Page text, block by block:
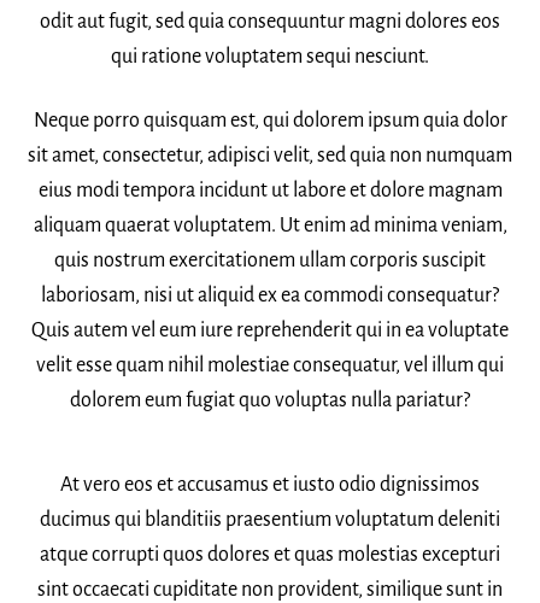
odit aut fugit, sed quia consequuntur magni dolores eos
qui ratione voluptatem sequi nesciunt.
Neque porro quisquam est, qui dolorem ipsum quia dolor
sit amet, consectetur, adipisci velit, sed quia non numquam
eius modi tempora incidunt ut labore et dolore magnam
aliquam quaerat voluptatem. Ut enim ad minima veniam,
quis nostrum exercitationem ullam corporis suscipit
laboriosam, nisi ut aliquid ex ea commodi consequatur?
Quis autem vel eum iure reprehenderit qui in ea voluptate
velit esse quam nihil molestiae consequatur, vel illum qui
dolorem eum fugiat quo voluptas nulla pariatur?
At vero eos et accusamus et iusto odio dignissimos
ducimus qui blanditiis praesentium voluptatum deleniti
atque corrupti quos dolores et quas molestias excepturi
sint occaecati cupiditate non provident, similique sunt in